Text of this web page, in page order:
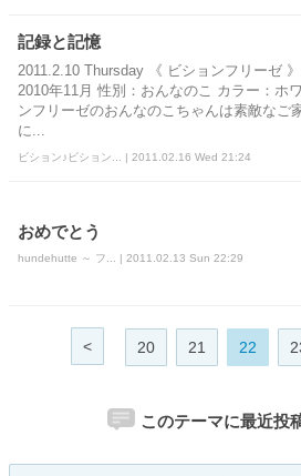
記録と記憶
2011.2.10 Thursday 《 ビションフリーゼ
2010年11月 性別：おんなのこ カラー：ホ
ンフリーゼのおんなのこちゃんは素敵なご
に...
ビション♪ビション... | 2011.02.16 Wed 21:24
おめでとう
hundehutte ～ フ... | 2011.02.13 Sun 22:29
< 20 21 22
このテーマに最近投